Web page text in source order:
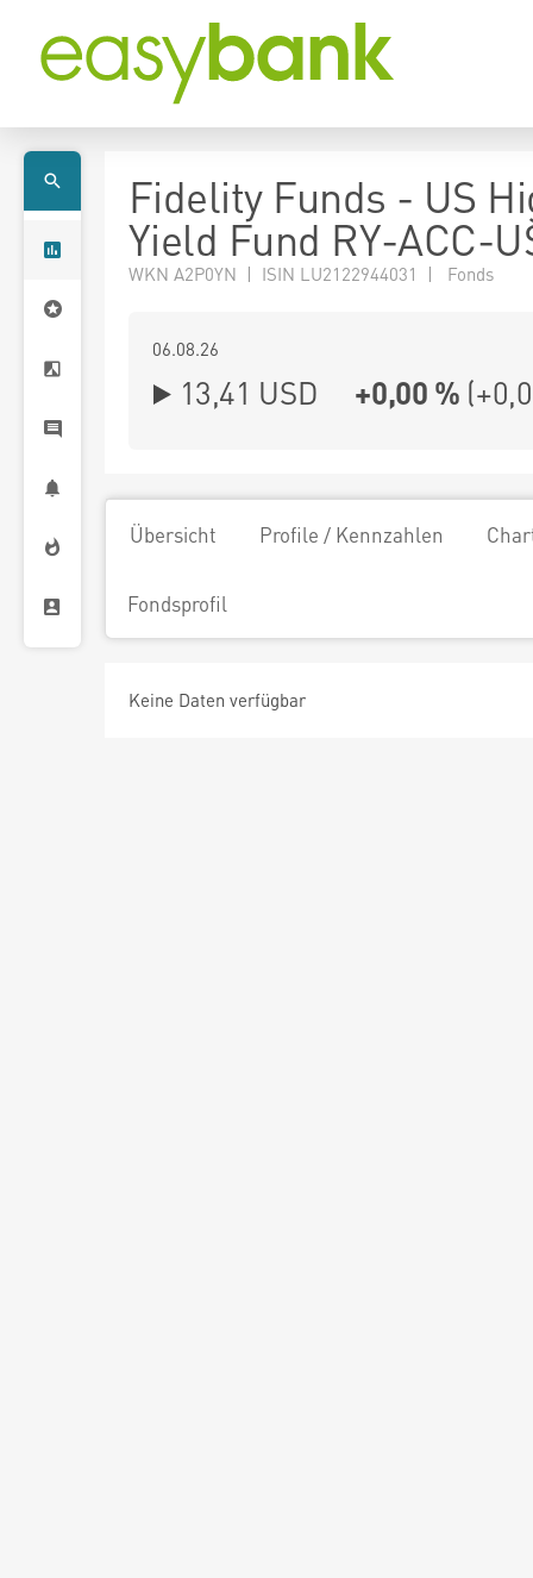
Fidelity Funds - US
Yield Fund RY-ACC-
WKN A2P0YN | ISIN LU2122944031 | Fonds
06.08.26
13,41 USD +0,00 % (
Übersicht Profile / Kennzahlen
Fondsprofil
Keine Daten verfügbar